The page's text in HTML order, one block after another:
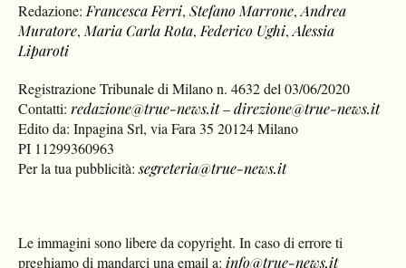
Redazione:Francesca Ferri,Stefano Marrone,Andrea
Muratore,Maria Carla Rota,Federico Ughi,Alessia
Liparoti
Registrazione Tribunale di Milano n. 4632 del 03/06/2020
Contatti:redazione@true-news.it–direzione@true-news.it
Edito da: Inpagina Srl, via Fara 35 20124 Milano
PI 11299360963
Per la tua pubblicità:segreteria@true-news.it
Le immagini sono libere da copyright. In caso di errore ti
preghiamo di mandarci una email a: info@true-news.it